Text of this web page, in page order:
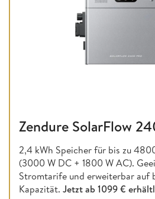
Zendure SolarFlow
2,4 kWh Speicher für bis zu
(3000 W DC + 1800 W AC).
Stromtarife und erweiterbar auf
Kapazität. Jetzt ab1099 €